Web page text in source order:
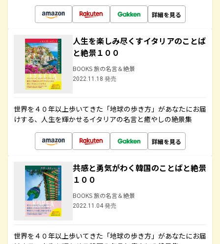
詳細を見る
人生を楽しみ尽くすイタリアのことば
と絶景１００
BOOKS 旅の名言＆絶景
2022.11.18 発売
世界を４０年以上歩いてきた「地球の歩き方」があなたにお届
けする、人生を輝かせるイタリアの名言と癒やしの絶景集
詳細を見る
共感と勇気がわく韓国のことばと絶景
１００
BOOKS 旅の名言＆絶景
2022.11.04 発売
世界を４０年以上歩いてきた「地球の歩き方」があなたにお届